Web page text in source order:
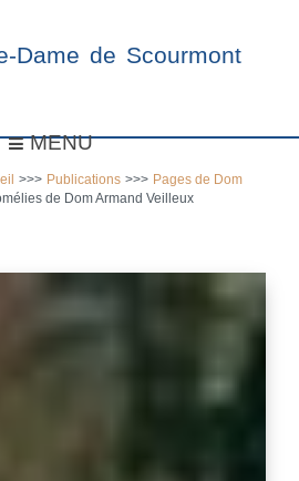
Dame de Scourmont
MENU
>>> Publications >>> Pages de Dom
de Dom Armand Veilleux